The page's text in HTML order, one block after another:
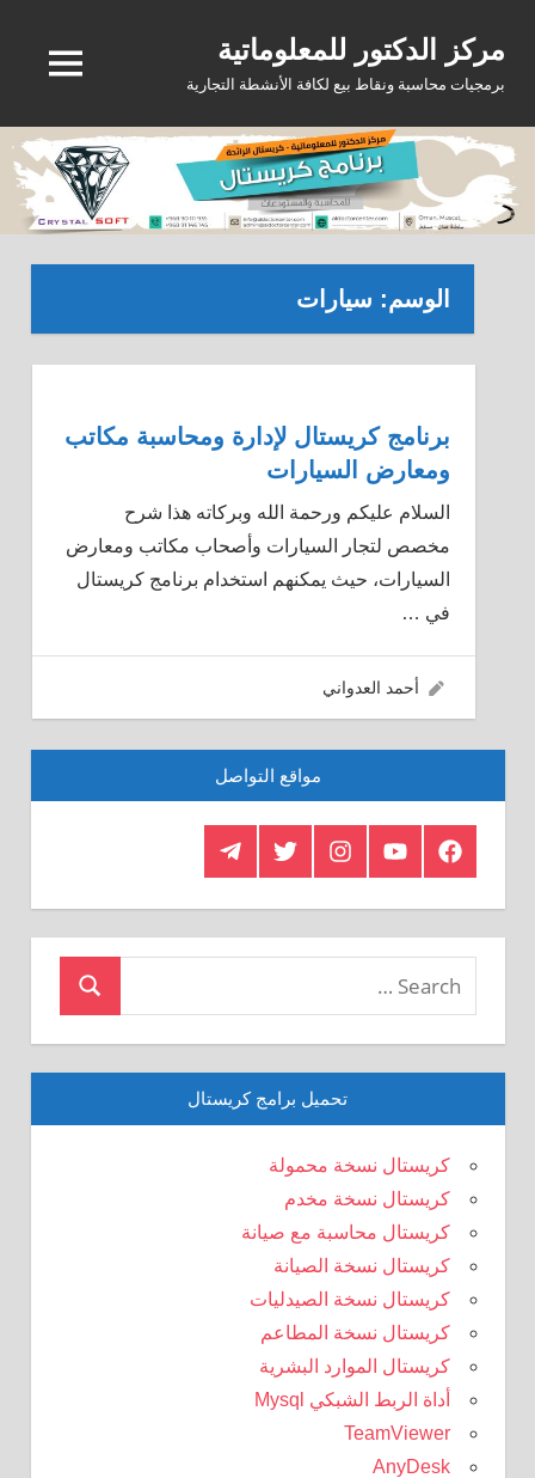
content
مركز الدكتور للمعلوماتية
برمجيات محاسبة ونقاط بيع لكافة الأنشطة التجارية MENU
الوسم: سيارات
برنامج كريستال لإدارة ومحاسبة مكاتب
ومعارض السيارات
السلام عليكم ورحمة الله وبركاته هذا شرح
مخصص لتجار السيارات وأصحاب مكاتب ومعارض
السيارات، حيث يمكنهم استخدام برنامج كريستال
في …
23/06/2016
أحمد العدواني
مواقع التواصل
Facebook
Crystal
Youtube
Insagram
Twitter
Telegram
Search
تحميل برامج كريستال
كريستال نسخة محمولة
كريستال نسخة مخدم
كريستال محاسبة مع صيانة
كريستال نسخة الصيانة
كريستال نسخة الصيدليات
كريستال نسخة المطاعم
كريستال الموارد البشرية
أداة الربط الشبكي Mysql
TeamViewer
AnyDesk